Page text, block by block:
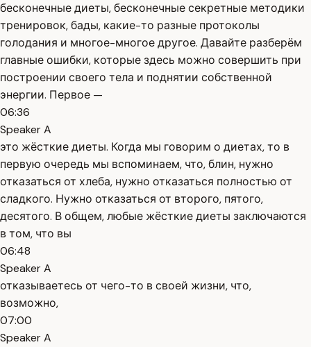
бесконечные диеты, бесконечные секретные методики
тренировок, бады, какие-то разные протоколы
голодания и многое-многое другое. Давайте разберём
главные ошибки, которые здесь можно совершить при
построении своего тела и поднятии собственной
энергии. Первое —
06:36
Speaker A
это жёсткие диеты. Когда мы говорим о диетах, то в
первую очередь мы вспоминаем, что, блин, нужно
отказаться от хлеба, нужно отказаться полностью от
сладкого. Нужно отказаться от второго, пятого,
десятого. В общем, любые жёсткие диеты заключаются
в том, что вы
06:48
Speaker A
отказываетесь от чего-то в своей жизни, что,
возможно,
07:00
Speaker A